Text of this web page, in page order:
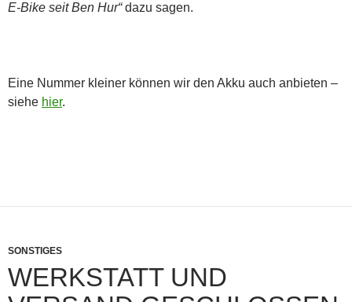
E-Bike seit Ben Hur“dazu sagen.
Eine Nummer kleiner können wir den Akku auch anbieten –
siehe hier.
SONSTIGES
WERKSTATT UND